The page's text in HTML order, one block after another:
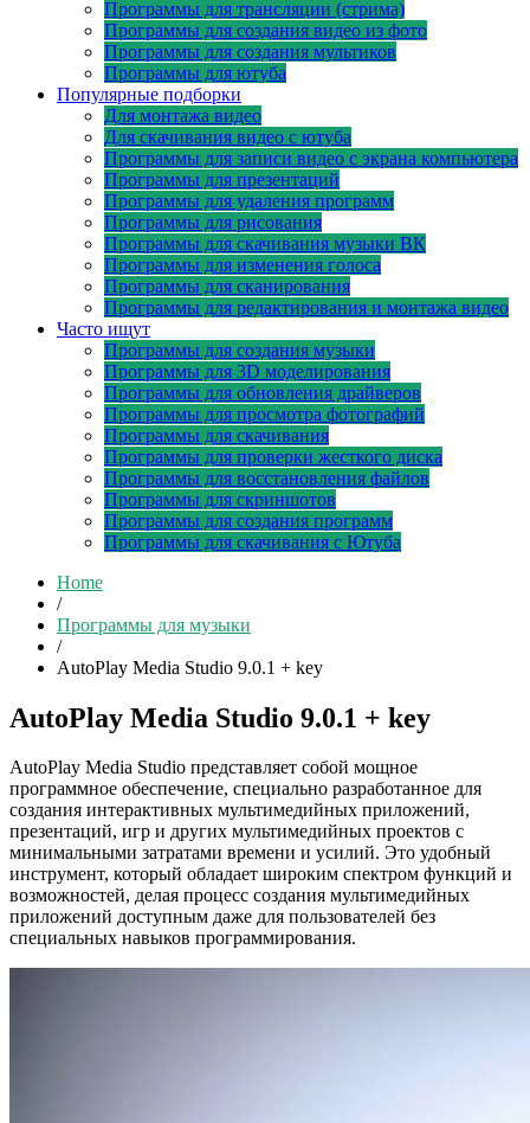
Программы для трансляции (стрима)
Программы для создания видео из фото
Программы для создания мультиков
Программы для ютуба
Популярные подборки
Для монтажа видео
Для скачивания видео с ютуба
Программы для записи видео с экрана компьютера
Программы для презентаций
Программы для удаления программ
Программы для рисования
Программы для скачивания музыки ВК
Программы для изменения голоса
Программы для сканирования
Программы для редактирования и монтажа видео
Часто ищут
Программы для создания музыки
Программы для 3D моделирования
Программы для обновления драйверов
Программы для просмотра фотографий
Программы для скачивания
Программы для проверки жесткого диска
Программы для восстановления файлов
Программы для скриншотов
Программы для создания программ
Программы для скачивания с Ютуба
Home
/
Программы для музыки
/
AutoPlay Media Studio 9.0.1 + key
AutoPlay Media Studio 9.0.1 + key
AutoPlay Media Studio представляет собой мощное
программное обеспечение, специально разработанное для
создания интерактивных мультимедийных приложений,
презентаций, игр и других мультимедийных проектов с
минимальными затратами времени и усилий. Это удобный
инструмент, который обладает широким спектром функций и
возможностей, делая процесс создания мультимедийных
приложений доступным даже для пользователей без
специальных навыков программирования.